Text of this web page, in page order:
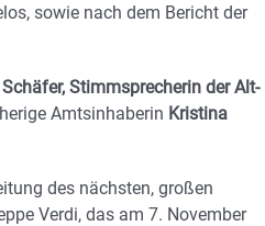
sowie nach dem Bericht der
Stimmsprecherin der Alt-
Amtsinhaberin Kristina
des nächsten, großen
Verdi, das am 7. November